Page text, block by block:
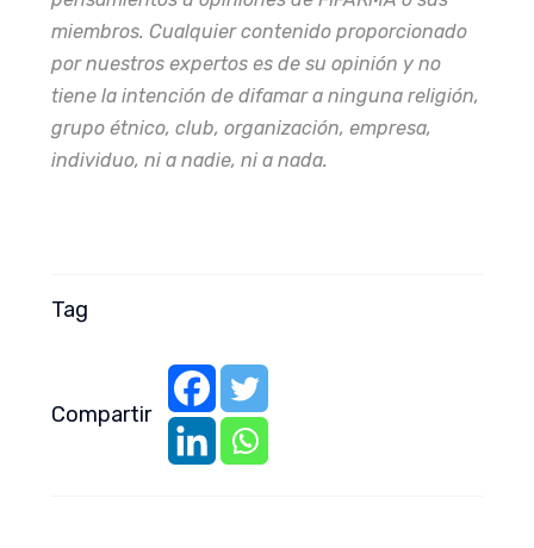
miembros. Cualquier contenido proporcionado
por nuestros expertos es de su opinión y no
tiene la intención de difamar a ninguna religión,
grupo étnico, club, organización, empresa,
individuo, ni a nadie, ni a nada.
Tag
Compartir